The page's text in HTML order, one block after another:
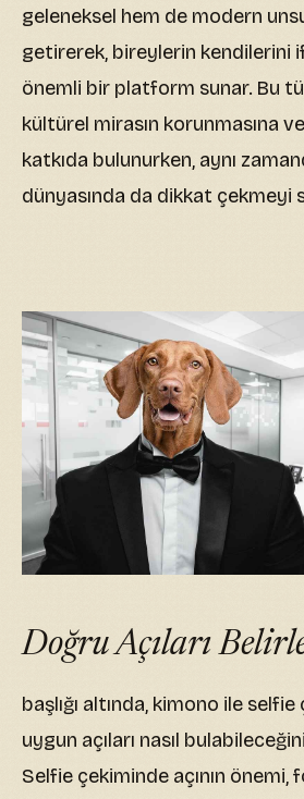
geleneksel hem de modern
getirerek, bireylerin kendilerini
önemli bir platform sunar. Bu
kültürel mirasın korunmasına
katkıda bulunurken, aynı
dünyasında da dikkat çekmeyi
Doğru Açıları
başlığı altında, kimono ile
uygun açıları nasıl
Selfie çekiminde açının önemi,